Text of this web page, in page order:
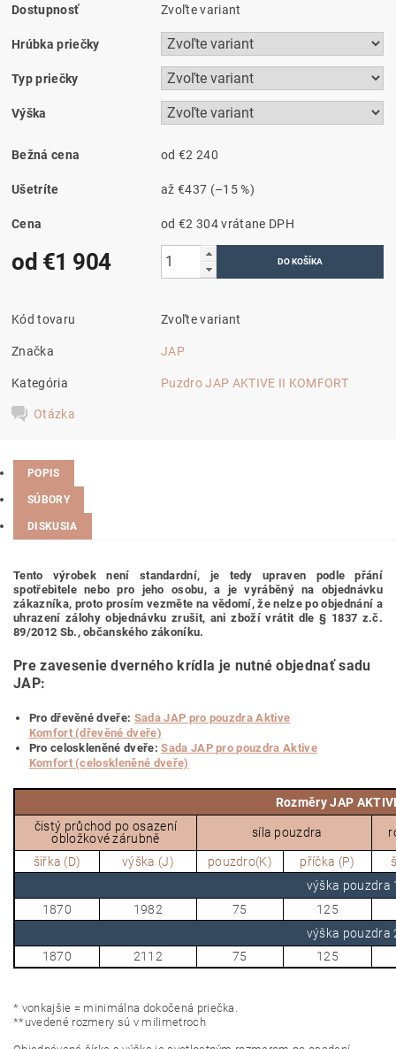
Dostupnosť Zvoľte variant
Hrúbka priečky
Typ priečky
Výška
Bežná cena od €2 240
Ušetríte až€437 (–15 %)
Cena od €2 304vrátane DPH
od €1 904
Kód tovaru Zvoľte variant
Značka JAP
Kategória Puzdro JAP AKTIVE II KOMFORT
Otázka
POPIS
SÚBORY
DISKUSIA
Tento výrobek není standardní, je tedy upraven podle přání
spotřebitele nebo pro jeho osobu, a je vyráběný na objednávku
zákazníka, proto prosím vezměte na vědomí, že nelze po objednání a
uhrazení zálohy objednávku zrušit, ani zboží vrátit dle § 1837 z.č.
89/2012 Sb., občanského zákoníku.
Pre zavesenie dverného krídla je nutné objednať sadu
JAP:
Pro dřevěné dveře: Sada JAP pro pouzdra Aktive
Komfort (dřevěné dveře)
Pro celoskleněné dveře:Sada JAP pro pouzdra Aktive
Komfort (celoskleněné dveře)
Rozměry JAP
čistý průchod po osazení
obložkové zárubně
síla pouzdra
šiřka (D) výška (J) pouzdro(K) příčka (P)
výška pouzdra
1870
1982 75
125
výška pouzdra
1870
2112 75 125
* vonkajšie = minimálna dokočená priečka.
**uvedené rozmery sú v milimetroch